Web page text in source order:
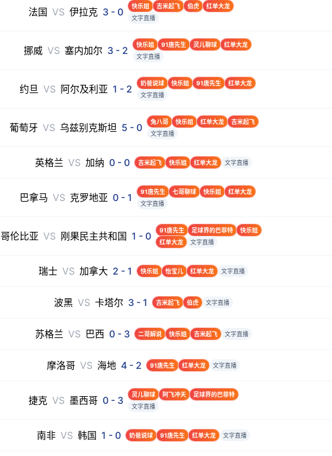
法国 VS 伊拉克 3 - 0 快乐姐 吉米起飞 伯虎
红单大龙
文字直播
挪威 VS 塞内加尔 3 - 2 快乐姐 91唐先生 灵儿聊球
红单大龙
文字直播
约旦 VS 阿尔及利亚 1 - 2 奶爸说球 快乐姐 91唐先生
红单大龙
文字直播
葡萄牙 VS 乌兹别克斯坦 5 - 0 兔八哥 快乐姐 红单大龙
吉米起飞
文字直播
英格兰 VS 加纳 0 - 0 吉米起飞 快乐姐 红单大龙 文字直播
巴拿马 VS 克罗地亚 0 - 1 91唐先生 七哥聊球 快乐姐
红单大龙
文字直播
哥伦比亚 VS 刚果民主共和国 1 - 0 91唐先生 足球界的巴菲特
快乐姐
红单大龙
文字直播
瑞士 VS 加拿大 2 - 1 快乐姐 怡宝儿 红单大龙 文字直播
波黑 VS 卡塔尔 3 - 1 吉米起飞 伯虎 文字直播
苏格兰 VS 巴西 0 - 3 二哥解说 快乐姐 吉米起飞 文字直播
摩洛哥 VS 海地 4 - 2 91唐先生 红单大龙 文字直播
捷克 VS 墨西哥 0 - 3 灵儿聊球 阿飞冲天
足球界的巴菲特
文字直播
南非 VS 韩国 1 - 0 奶爸说球 91唐先生 红单大龙 文字直播